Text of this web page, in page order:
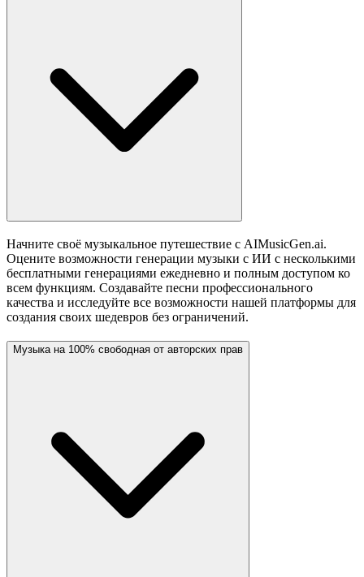
Начните своё музыкальное путешествие с AIMusicGen.ai.
Оцените возможности генерации музыки с ИИ с несколькими
бесплатными генерациями ежедневно и полным доступом ко
всем функциям. Создавайте песни профессионального
качества и исследуйте все возможности нашей платформы для
создания своих шедевров без ограничений.
Музыка на 100% свободная от авторских прав